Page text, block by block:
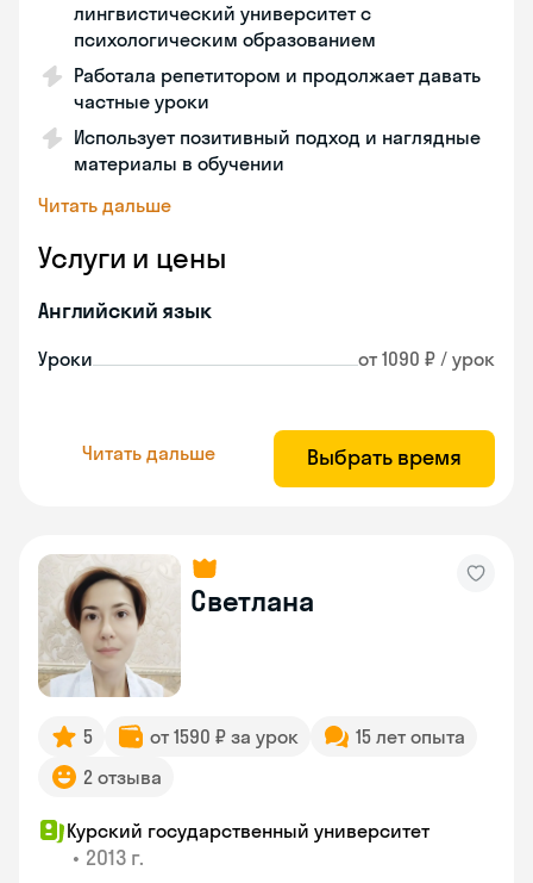
лингвистический университет с
психологическим образованием
Работала репетитором и продолжает давать
частные уроки
Использует позитивный подход и наглядные
материалы в обучении
Читать дальше
Услуги и цены
Английский язык
Уроки от 1090 ₽ / урок
Читать дальше Выбрать время
Светлана
5 от 1590 ₽ за урок
15 лет опыта
2 отзыва
Курский государственный университет
• 2013 г.